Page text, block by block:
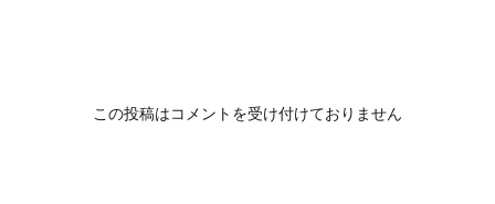
この投稿はコメントを受け付けておりません